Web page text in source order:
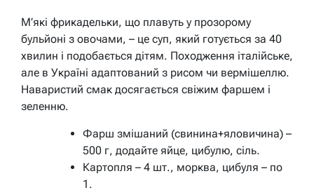
М’які фрикадельки, що плавуть у прозорому
бульйоні з овочами, – це суп, який готується за 40
хвилин і подобається дітям. Походження італійське,
але в Україні адаптований з рисом чи вермішеллю.
Наваристий смак досягається свіжим фаршем і
зеленню.
Фарш змішаний (свинина+яловичина) –
500 г, додайте яйце, цибулю, сіль.
Картопля – 4 шт., морква, цибуля – по
1.